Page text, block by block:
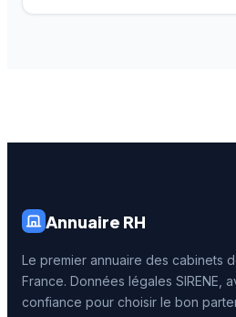
Annuaire RH
Le premier annuaire des cabinets
France. Données légales SIRENE,
confiance pour choisir le bon